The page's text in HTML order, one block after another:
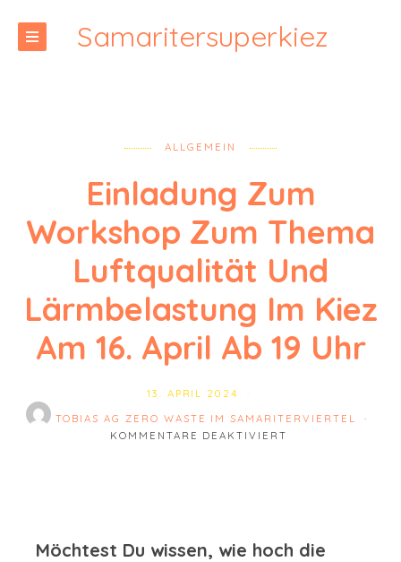
Samaritersuperkiez
ALLGEMEIN
Einladung Zum
Workshop Zum Thema
Luftqualität Und
Lärmbelastung Im Kiez
Am 16. April Ab 19 Uhr
13. APRIL 2024
TOBIAS AG ZERO WASTE IM SAMARITERVIERTEL
KOMMENTARE DEAKTIVIERT
Möchtest Du wissen, wie hoch die